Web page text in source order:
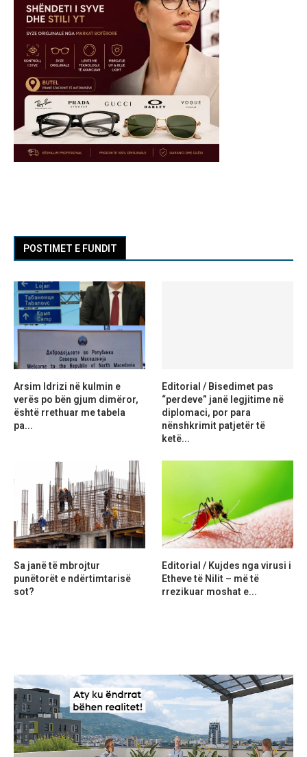
POSTIMET E FUNDIT
Arsim Idrizi në kulmin e
verës po bën gjum dimëror,
është rrethuar me tabela
pa...
Editorial / Bisedimet pas
“perdeve” janë legjitime në
diplomaci, por para
nënshkrimit patjetër të
ketë...
Sa janë të mbrojtur
punëtorët e ndërtimtarisë
sot?
Editorial / Kujdes nga virusi i
Etheve të Nilit – më të
rrezikuar moshat e...